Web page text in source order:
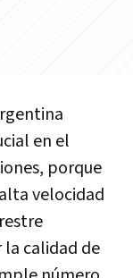
en el
porque
velocidad
la calidad de